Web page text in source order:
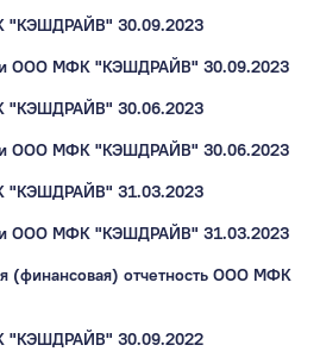
"КЭШДРАЙВ" 30.09.2023
ООО МФК "КЭШДРАЙВ" 30.09.2023
"КЭШДРАЙВ" 30.06.2023
ООО МФК "КЭШДРАЙВ" 30.06.2023
"КЭШДРАЙВ" 31.03.2023
ООО МФК "КЭШДРАЙВ" 31.03.2023
(финансовая) отчетность ООО МФК
"КЭШДРАЙВ" 30.09.2022